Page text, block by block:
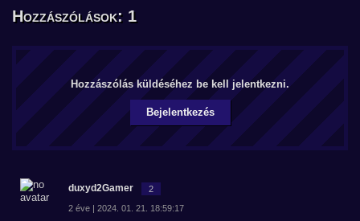
Hozzászólások: 1
Hozzászólás küldéséhez be kell jelentkezni.
Bejelentkezés
duxyd2Gamer 2
2 éve | 2024. 01. 21. 18:59:17